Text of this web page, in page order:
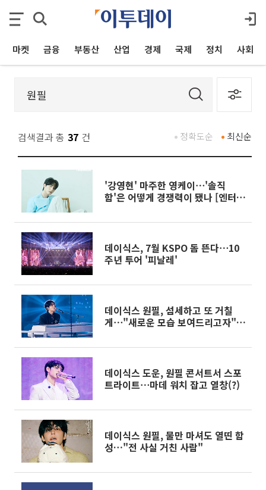
마켓 금융 부동산 산업 경제 국제 정치 사회
검색결과 총 37 건 최신순
정확도순
'강영현' 마주한 영케이⋯'솔직
함'은 어떻게 경쟁력이 됐나 [엔터로
데이식스, 7월 KSPO 돔 뜬다⋯10
주년 투어 '피날레'
데이식스 원필, 섬세하고 또 거칠
게⋯"새로운 모습 보여드리고자"
데이식스 도운, 원필 콘서트서 스포
트라이트⋯마데 워치 잡고 열창(?)
데이식스 원필, 물만 마셔도 열띤 함
성…"전 사실 거친 사람"